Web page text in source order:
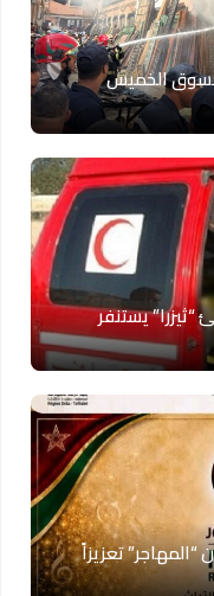
الخميس
يستنفر
“المهاجر” تعزيزاً